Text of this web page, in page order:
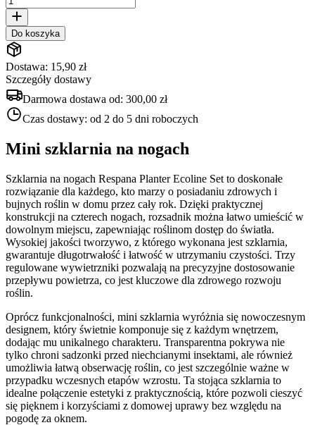
Do koszyka
Dostawa: 15,90 zł
Szczegóły dostawy
Darmowa dostawa od: 300,00 zł
Czas dostawy: od 2 do 5 dni roboczych
Mini szklarnia na nogach
Szklarnia na nogach Respana Planter Ecoline Set to doskonałe
rozwiązanie dla każdego, kto marzy o posiadaniu zdrowych i
bujnych roślin w domu przez cały rok. Dzięki praktycznej
konstrukcji na czterech nogach, rozsadnik można łatwo umieścić w
dowolnym miejscu, zapewniając roślinom dostęp do światła.
Wysokiej jakości tworzywo, z którego wykonana jest szklarnia,
gwarantuje długotrwałość i łatwość w utrzymaniu czystości. Trzy
regulowane wywietrzniki pozwalają na precyzyjne dostosowanie
przepływu powietrza, co jest kluczowe dla zdrowego rozwoju
roślin.
Oprócz funkcjonalności, mini szklarnia wyróżnia się nowoczesnym
designem, który świetnie komponuje się z każdym wnętrzem,
dodając mu unikalnego charakteru. Transparentna pokrywa nie
tylko chroni sadzonki przed niechcianymi insektami, ale również
umożliwia łatwą obserwację roślin, co jest szczególnie ważne w
przypadku wczesnych etapów wzrostu. Ta stojąca szklarnia to
idealne połączenie estetyki z praktycznością, które pozwoli cieszyć
się pięknem i korzyściami z domowej uprawy bez względu na
pogodę za oknem.